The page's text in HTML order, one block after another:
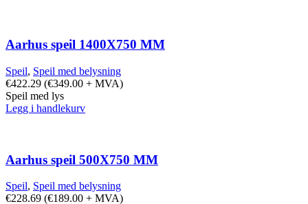
Aarhus speil 1400X750 MM
Speil, Speil med belysning
€422.29 (€349.00 + MVA)
Speil med lys
Legg i handlekurv
Aarhus speil 500X750 MM
Speil, Speil med belysning
€228.69 (€189.00 + MVA)